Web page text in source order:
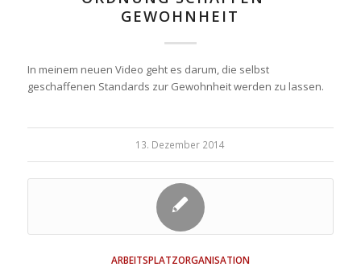
GEWOHNHEIT
In meinem neuen Video geht es darum, die selbst
geschaffenen Standards zur Gewohnheit werden zu lassen.
13. Dezember 2014
ARBEITSPLATZORGANISATION